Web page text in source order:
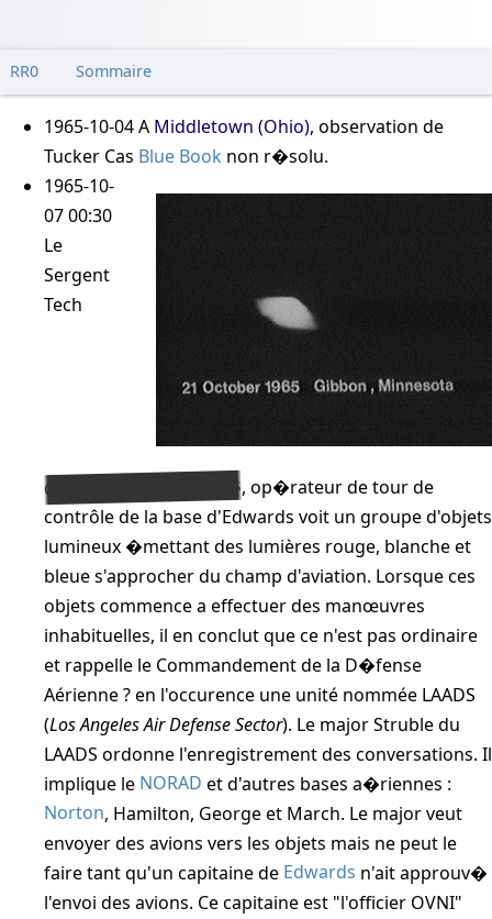
RR0 Sommaire
1965-10-04A Middletown (Ohio), observation de
Tucker Cas Blue Book non r�solu.
1965-10-
07 00:30
Le
Sergent
Tech
Charles "Chuck" Sorrels, op�rateur de tour de
contrôle de la base d'Edwards voit un groupe d'objets
lumineux �mettant des lumières rouge, blanche et
bleue s'approcher du champ d'aviation. Lorsque ces
objets commence a effectuer des manœuvres
inhabituelles, il en conclut que ce n'est pas ordinaire
et rappelle le Commandement de la D�fense
Aérienne ? en l'occurence une unité nommée LAADS
(Los Angeles Air Defense Sector). Le major Struble du
LAADS ordonne l'enregistrement des conversations. Il
implique le NORAD et d'autres bases a�riennes :
Norton, Hamilton, George et March. Le major veut
envoyer des avions vers les objets mais ne peut le
faire tant qu'un capitaine de Edwards n'ait approuv�
l'envoi des avions. Ce capitaine est "l'officier OVNI"